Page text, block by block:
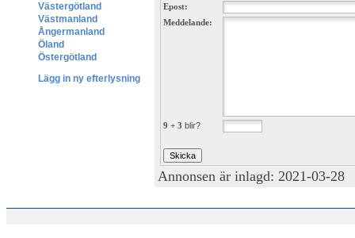
Västergötland
Västmanland
Ångermanland
Öland
Östergötland
Lägg in ny efterlysning
Epost:
Meddelande:
9 + 3 blir?
Annonsen är inlagd: 2021-03-28